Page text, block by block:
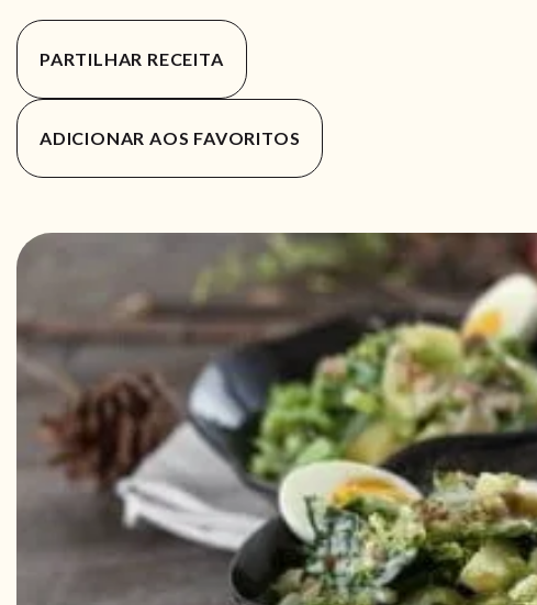
PARTILHAR RECEITA
ADICIONAR AOS FAVORITOS